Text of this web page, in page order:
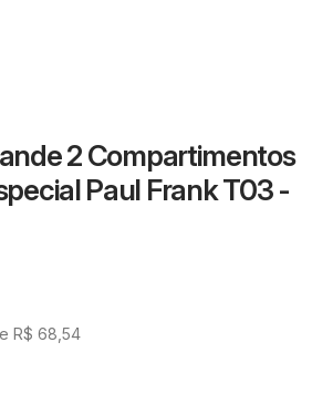
2 Compartimentos
Paul Frank T03 -
R$ 68 54